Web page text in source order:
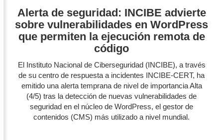
Alerta de seguridad: INCIBE advierte
sobre vulnerabilidades en WordPress
que permiten la ejecución remota de
código
El Instituto Nacional de Ciberseguridad (INCIBE), a través
de su centro de respuesta a incidentes INCIBE-CERT, ha
emitido una alerta temprana de nivel de importancia Alta
(4/5) tras la detección de nuevas vulnerabilidades de
seguridad en el núcleo de WordPress, el gestor de
contenidos (CMS) más utilizado a nivel mundial.